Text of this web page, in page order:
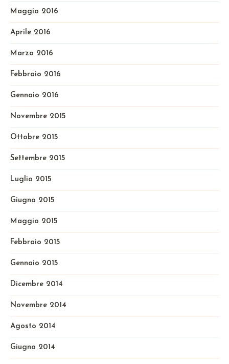
Maggio 2016
Aprile 2016
Marzo 2016
Febbraio 2016
Gennaio 2016
Novembre 2015
Ottobre 2015
Settembre 2015
Luglio 2015
Giugno 2015
Maggio 2015
Febbraio 2015
Gennaio 2015
Dicembre 2014
Novembre 2014
Agosto 2014
Giugno 2014